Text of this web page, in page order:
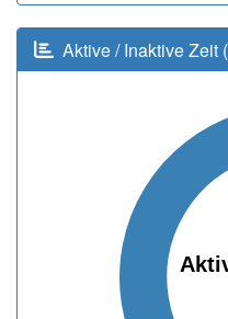
Aktive / Inaktive Zeit